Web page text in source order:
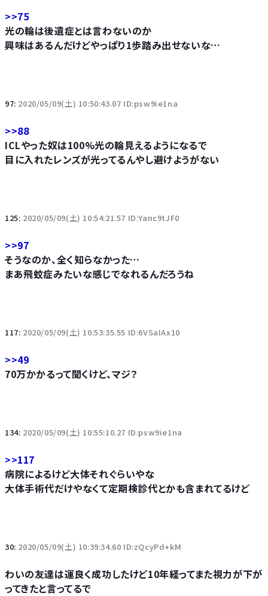
>>75
光の輪は後遺症とは言わないのか
興味はあるんだけどやっぱり1歩踏み出せないな…
97: 2020/05/09(土) 10:50:43.07 ID:psw9ie1na
>>88
ICLやった奴は100%光の輪見えるようになるで
目に入れたレンズが光ってるんやし避けようがない
125: 2020/05/09(土) 10:54:21.57 ID:Yanc9tJF0
>>97
そうなのか、全く知らなかった…
まあ飛蚊症みたいな感じでなれるんだろうね
117: 2020/05/09(土) 10:53:35.55 ID:6VSaIAx10
>>49
70万かかるって聞くけど、マジ？
134: 2020/05/09(土) 10:55:10.27 ID:psw9ie1na
>>117
病院によるけど大体それぐらいやな
大体手術代だけやなくて定期検診代とかも含まれてるけど
30: 2020/05/09(土) 10:39:34.60 ID:zQcyPd+kM
わいの友達は運良く成功したけど10年経ってまた視力が下が
ってきたと言ってるで